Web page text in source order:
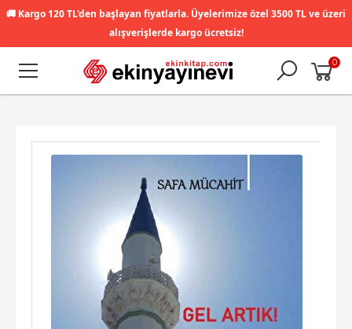
🚚 Kargo 120 TL'den başlayan fiyatlarla. Üyelerimize özel 3500 TL ve üzeri
alışverişlerde kargo ücretsiz!
0